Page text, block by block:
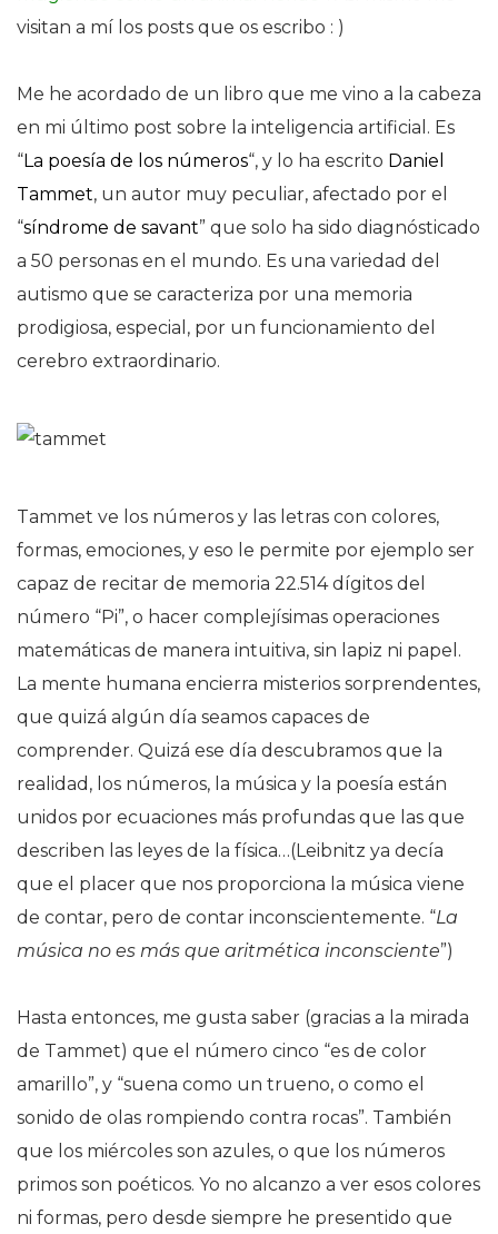
visitan a mí los posts que os escribo : )
Me he acordado de un libro que me vino a la cabeza
en mi último post sobre la inteligencia artificial. Es
“La poesía de los números“, y lo ha escrito Daniel
Tammet, un autor muy peculiar, afectado por el
“síndrome de savant” que solo ha sido diagnósticado
a 50 personas en el mundo. Es una variedad del
autismo que se caracteriza por una memoria
prodigiosa, especial, por un funcionamiento del
cerebro extraordinario.
Tammet ve los números y las letras con colores,
formas, emociones, y eso le permite por ejemplo ser
capaz de recitar de memoria 22.514 dígitos del
número “Pi”, o hacer complejísimas operaciones
matemáticas de manera intuitiva, sin lapiz ni papel.
La mente humana encierra misterios sorprendentes,
que quizá algún día seamos capaces de
comprender. Quizá ese día descubramos que la
realidad, los números, la música y la poesía están
unidos por ecuaciones más profundas que las que
describen las leyes de la física…(Leibnitz ya decía
que el placer que nos proporciona la música viene
de contar, pero de contar inconscientemente. “La
música no es más que aritmética inconsciente”)
Hasta entonces, me gusta saber (gracias a la mirada
de Tammet) que el número cinco “es de color
amarillo”, y “suena como un trueno, o como el
sonido de olas rompiendo contra rocas”. También
que los miércoles son azules, o que los números
primos son poéticos. Yo no alcanzo a ver esos colores
ni formas, pero desde siempre he presentido que